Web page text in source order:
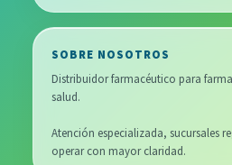
SOBRE NOSOTROS
Distribuidor farmacéutico para
salud.
Atención especializada, sucursales
operar con mayor claridad.